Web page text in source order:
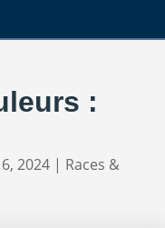
:
2024 | Races &